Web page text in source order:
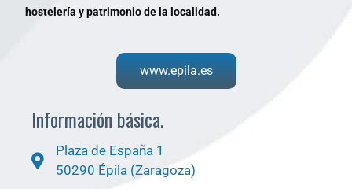
hostelería y patrimonio de la localidad.
www.epila.es
Información básica.
Plaza de España 1
50290 Épila (Zaragoza)